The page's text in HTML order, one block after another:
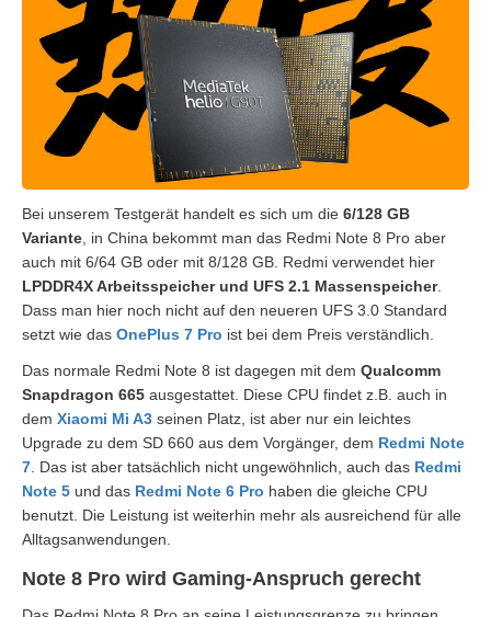
Bei unserem Testgerät handelt es sich um die 6/128 GB
Variante, in China bekommt man das Redmi Note 8 Pro aber
auch mit 6/64 GB oder mit 8/128 GB. Redmi verwendet hier
LPDDR4X Arbeitsspeicher und UFS 2.1 Massenspeicher.
Dass man hier noch nicht auf den neueren UFS 3.0 Standard
setzt wie das OnePlus 7 Pro ist bei dem Preis verständlich.
Das normale Redmi Note 8 ist dagegen mit dem Qualcomm
Snapdragon 665 ausgestattet. Diese CPU findet z.B. auch in
dem Xiaomi Mi A3 seinen Platz, ist aber nur ein leichtes
Upgrade zu dem SD 660 aus dem Vorgänger, dem Redmi Note
7. Das ist aber tatsächlich nicht ungewöhnlich, auch das Redmi
Note 5 und das Redmi Note 6 Pro haben die gleiche CPU
benutzt. Die Leistung ist weiterhin mehr als ausreichend für alle
Alltagsanwendungen.
Note 8 Pro wird Gaming-Anspruch gerecht